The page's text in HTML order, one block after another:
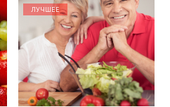
ЛУЧШЕЕ